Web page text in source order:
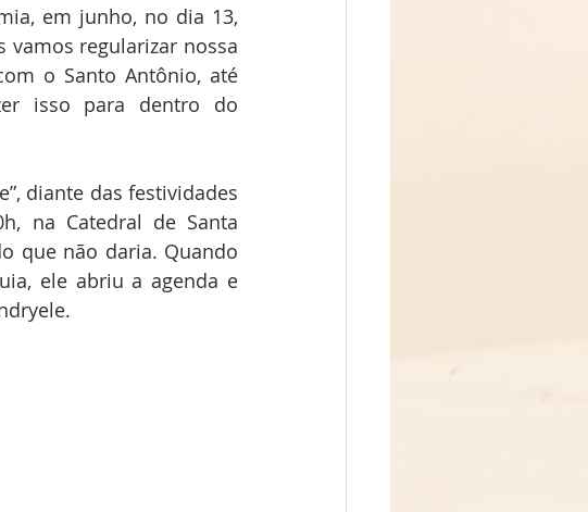
em junho, no dia 13,
vamos regularizar nossa
o Santo Antônio, até
isso para dentro do
diante das festividades
na Catedral de Santa
que não daria. Quando
ele abriu a agenda e